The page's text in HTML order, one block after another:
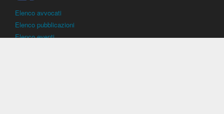
Elenco avvocati
Elenco pubblicazioni
Elenco eventi